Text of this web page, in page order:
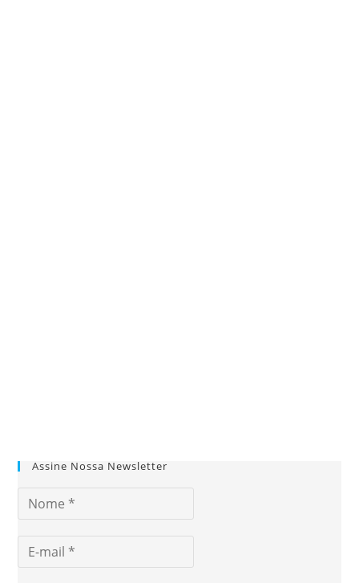
Assine Nossa Newsletter